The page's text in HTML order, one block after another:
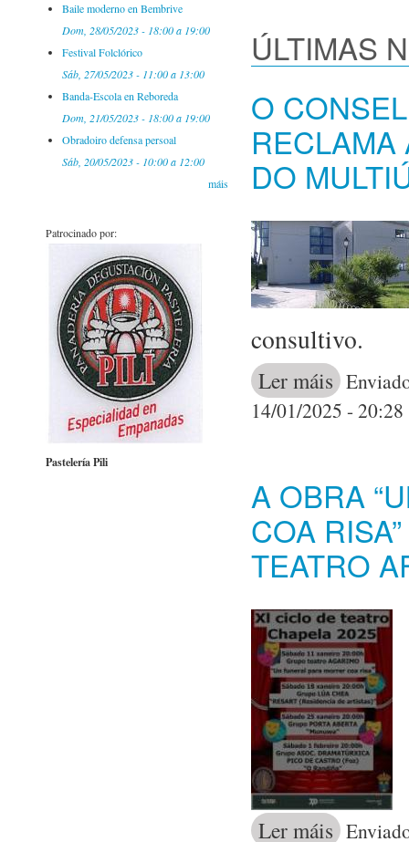
Baile moderno en Bembrive
Dom, 28/05/2023 - 18:00a 19:00
Festival Folclórico
Sáb, 27/05/2023 - 11:00a 13:00
Banda-Escola en Reboreda
Dom, 21/05/2023 - 18:00a 19:00
Obradoiro defensa persoal
Sáb, 20/05/2023 - 10:00a 12:00
máis
Patrocinado por:
Pastelería Pili
ÚLTIMAS
O
DO
consultivo.
Ler máis acerca de O
14/01/2025 - 20:28
A OBRA
COA
TEATRO
Ler máis acerca de A